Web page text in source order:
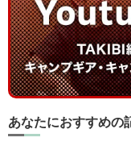
あなたにおすすめの